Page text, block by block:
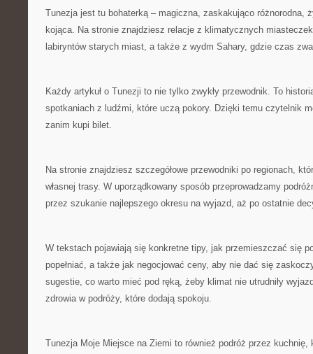
Tunezja jest tu bohaterką – magiczna, zaskakująco różnorodna,
kojąca. Na stronie znajdziesz relacje z klimatycznych
labiryntów starych miast, a także z wydm Sahary, gdzie czas
Każdy artykuł o Tunezji to nie tylko zwykły przewodnik. To
spotkaniach z ludźmi, które uczą pokory. Dzięki temu czytelnik
zanim kupi bilet.
Na stronie znajdziesz szczegółowe przewodniki po regionach,
własnej trasy. W uporządkowany sposób przeprowadzamy
przez szukanie najlepszego okresu na wyjazd, aż po ostatnie
W tekstach pojawiają się konkretne tipy, jak przemieszczać się
popełniać, a także jak negocjować ceny, aby nie dać się
sugestie, co warto mieć pod ręką, żeby klimat nie utrudniły
zdrowia w podróży, które dodają spokoju.
Tunezja Moje Miejsce na Ziemi to również podróż przez